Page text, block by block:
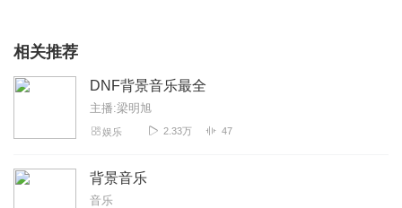
回复
怀旧的义哥
npc语音集，超有代入感，回忆满满，估计费了不少工夫辛苦
了，一直想自己做这么个类似的东西没想到有现成的，能问
2020-09-04
相关推荐
DNF背景音乐最全
主播:梁明旭
娱乐 2.33万 47
背景音乐
音乐